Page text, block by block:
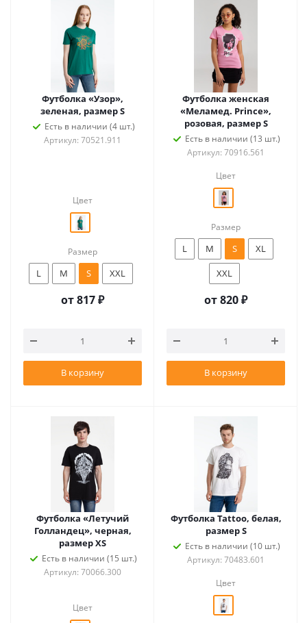
Футболка «Узор»,
зеленая, размер S
Есть в наличии (4 шт.)
Артикул: 70521.911
Цвет
Размер
L M S XXL
от817 ₽
В корзину
Футболка женская
«Меламед. Prince»,
розовая, размер S
Есть в наличии (13 шт.)
Артикул: 70916.561
Цвет
Размер
L M S
XL
XXL
от820 ₽
В корзину
Футболка «Летучий
Голландец», черная,
размер XS
Есть в наличии (15 шт.)
Артикул: 70066.300
Цвет
Футболка Tattoo, белая,
размер S
Есть в наличии (10 шт.)
Артикул: 70483.601
Цвет